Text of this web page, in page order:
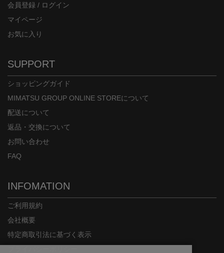
会員登録 / ログイン
マイページ
お気に入り
SUPPORT
ショッピングガイド
MIMATSU GROUP ONLINE STOREについて
配送について
返品・交換について
お問い合わせ
FAQ
INFOMATION
ご利用規約
会社概要
特定商取引法に基づく表示